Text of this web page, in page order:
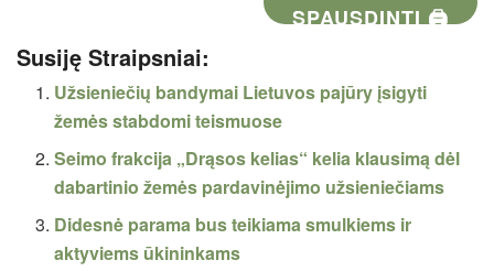
SPAUSDINTI 🖨
Susiję Straipsniai:
Užsieniečių bandymai Lietuvos pajūry įsigyti
žemės stabdomi teismuose
Seimo frakcija „Drąsos kelias“ kelia klausimą dėl
dabartinio žemės pardavinėjimo užsieniečiams
Didesnė parama bus teikiama smulkiems ir
aktyviems ūkininkams